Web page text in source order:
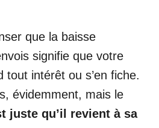
que la baisse
signifie que votre
tout intérêt ou s’en fiche.
évidemment, mais le
juste qu’il revient à sa